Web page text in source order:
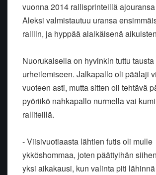
vuonna 2014 rallisprinteillä
Aleksi valmistautuu uransa
ralliin, ja hyppää alaikäisenä
Nuorukaisella on hyvinkin tuttu
urheilemiseen. Jalkapallo oli päälaji
vuoteen asti, mutta sitten oli tehtävä
pyöriikö nahkapallo nurmella vai
ralliteillä.
- Viisivuotiaasta lähtien futis oli mulle
ykköshommaa, joten päättyihän
yksi aikakausi, kun valinta piti lähinnä